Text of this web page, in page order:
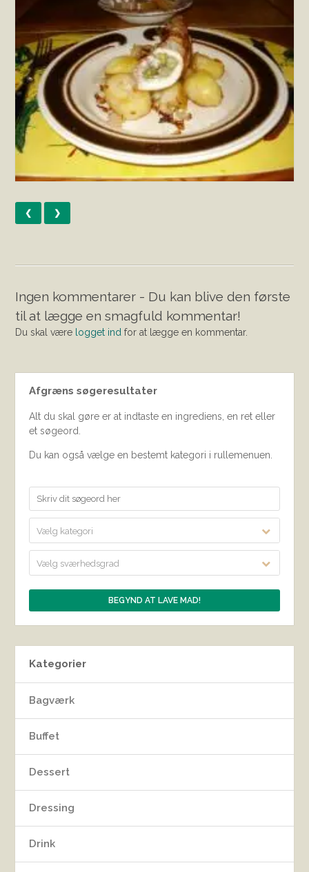
❮ ❯
Ingen kommentarer - Du kan blive den første
til at lægge en smagfuld kommentar!
Du skal være logget ind for at lægge en kommentar.
Afgræns søgeresultater
Alt du skal gøre er at indtaste en ingrediens, en ret eller
et søgeord.
Du kan også vælge en bestemt kategori i rullemenuen.
Vælg kategori
Vælg sværhedsgrad
Kategorier
Bagværk
Buffet
Dessert
Dressing
Drink